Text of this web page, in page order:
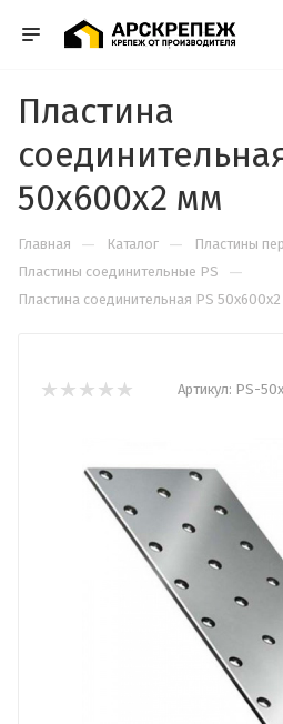
Пластина
50х600х2 мм
Главная — Каталог — Пластины
Пластины соединительные PS —
Пластина соединительная PS
Артикул: PS-